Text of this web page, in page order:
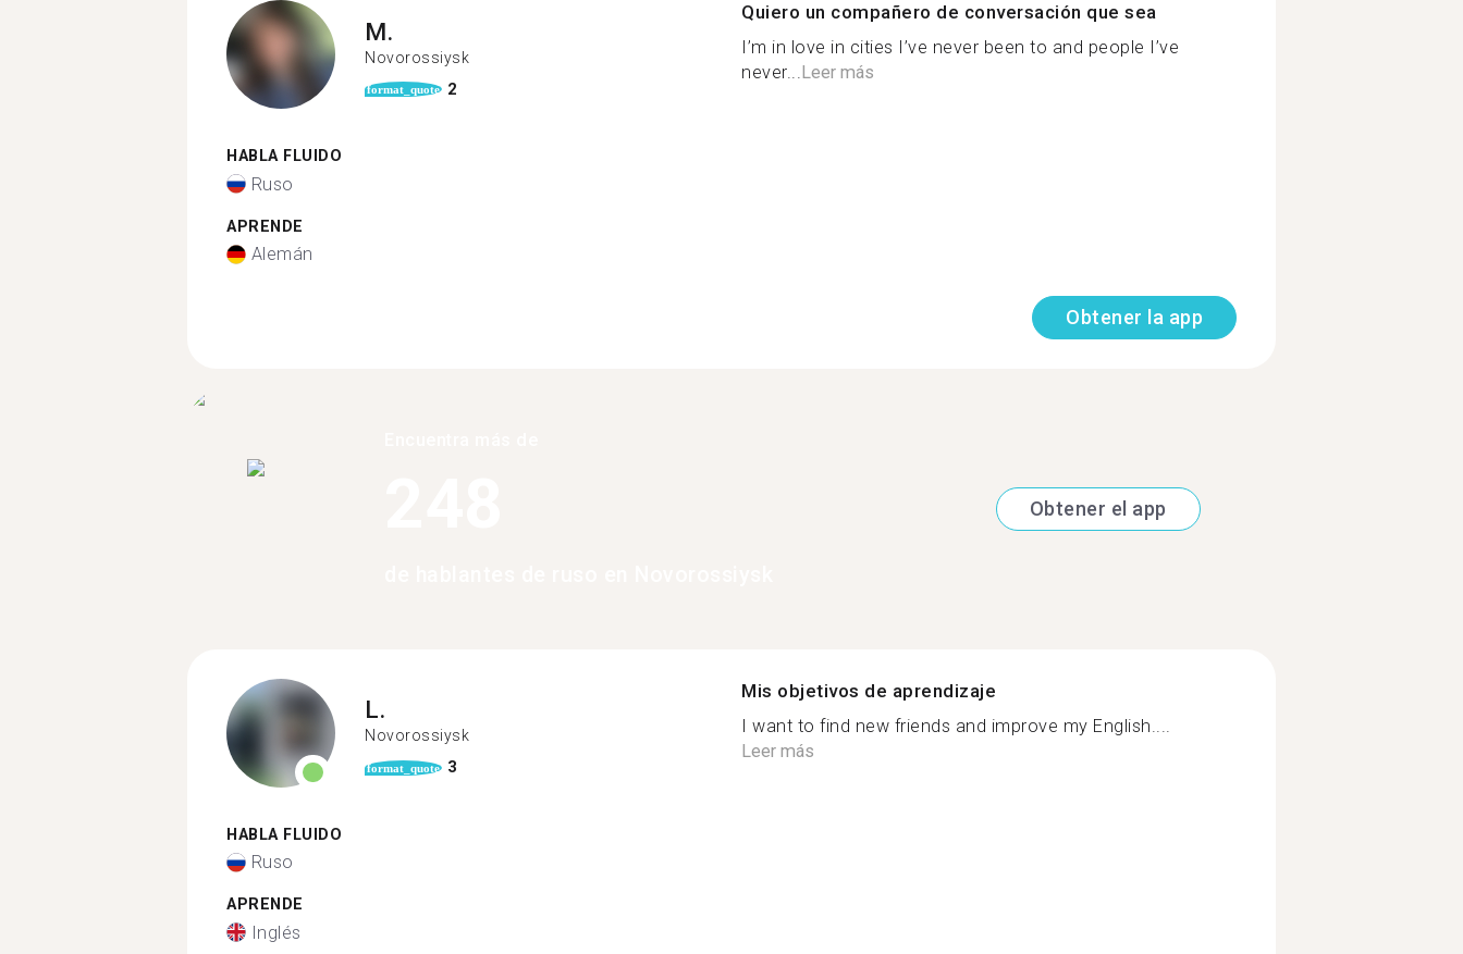
M.
Novorossiysk
format_quote 2
HABLA FLUIDO
Ruso
APRENDE
Alemán
Quiero un compañero de conversación que sea
I’m in love in cities I’ve never been to and people I’ve
never...Leer más
Obtener la app
Obtener el app
L.
Novorossiysk
format_quote 3
HABLA FLUIDO
Ruso
APRENDE
Inglés
Mis objetivos de aprendizaje
I want to find new friends and improve my English....
Leer más